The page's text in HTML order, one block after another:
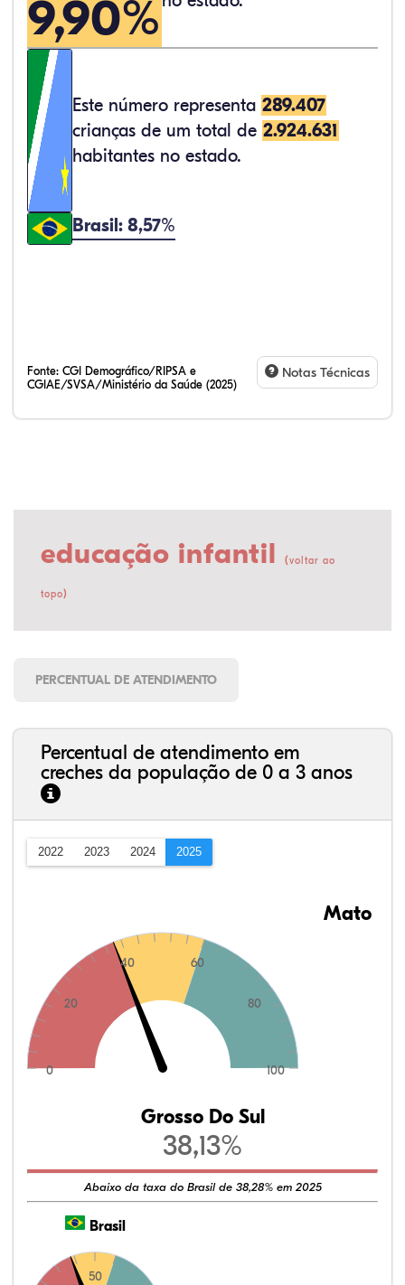
9,90%
Este número representa 289.407
crianças de um total de 2.924.631
habitantes no estado.
Brasil: 8,57%
Fonte: CGI Demográfico/RIPSA e
CGIAE/SVSA/Ministério da Saúde (2025)
Notas Técnicas
educação infantil (voltar ao
topo)
PERCENTUAL DE ATENDIMENTO
Percentual de atendimento em
creches da população de 0 a 3 anos
2022 2023 2024 2025
0
20
40 60
80
100
Mato
Grosso Do Sul
38,13%
Abaixo da taxa do Brasil de 38,28% em 2025
Brasil
50